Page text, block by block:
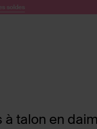
soldes
à talon en